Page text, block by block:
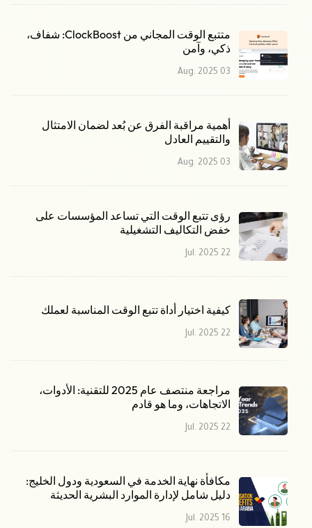
متتبع الوقت المجاني من ClockBoost: شفاف،
ذكي، وآمن
03 Aug. 2025
أهمية مراقبة الفرق عن بُعد لضمان الامتثال
والتقييم العادل
03 Aug. 2025
رؤى تتبع الوقت التي تساعد المؤسسات على
خفض التكاليف التشغيلية
22 Jul. 2025
كيفية اختيار أداة تتبع الوقت المناسبة لعملك
22 Jul. 2025
مراجعة منتصف عام 2025 للتقنية: الأدوات،
الاتجاهات، وما هو قادم
22 Jul. 2025
مكافأة نهاية الخدمة في السعودية ودول الخليج:
دليل شامل لإدارة الموارد البشرية الحديثة
16 Jul. 2025